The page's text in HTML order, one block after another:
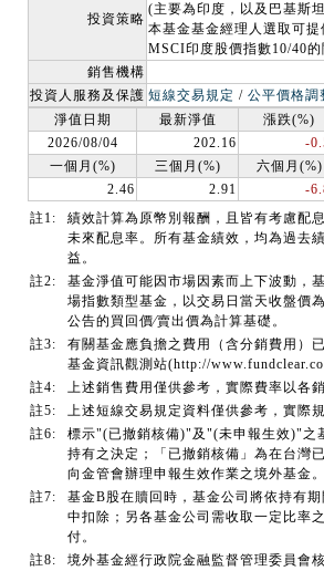
投資策略
(主要為印度，以及巴基斯
本基金基金經理人選取可
MSCI印度股價指數10/40
銷售機構
投資人服務及保護 短線交易規定 / 公平價格調
淨值日期
最新淨值
漲跌(%)
2026/08/04
202.16
-
一個月(%)
三個月(%)
六個月(%)
2.46
2.91
-
註1:
績效計算為原幣別報酬，且皆有考慮配
未來配息率。所有基金績效，均為過去
益。
註2:
基金淨值可能因市場因素而上下波動，
場指數類型基金，以交易日當天收盤價
公告的買回價∕賣出價為計算基礎。
註3:
有關基金應負擔之費用（含分銷費用）
基金資訊觀測站(http://
註4:
上述銷售費用僅供參考，實際費率以各
註5:
上述短線交易規定資料僅供參考，實際
註6:
標示"(已撤銷核備)"及"(未申報生效)"之
持有之決定；「已撤銷核備」為在台灣
向金管會辦理申報生效作業之境外基金
註7:
基金B股在贖回時，基金公司將依持有
中扣除；另各基金公司需收取一定比率
付。
註8:
境外基金經行政院金融監督管理委員會